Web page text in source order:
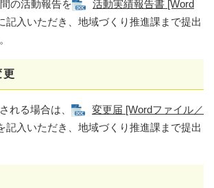
の活動報告を
活動実績報告書 [Word
記入いただき、地域づくり推進課まで提出
更
れる場合は、
変更届 [Wordファイル／
記入いただき、地域づくり推進課まで提出